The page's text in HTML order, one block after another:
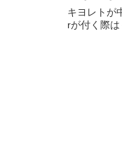
キヨレトが
rが付く際